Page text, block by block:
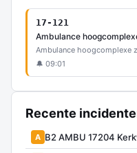
17-121
Ambulance
Ambulance hoogcomplexe
🔔 09:01
Recente
A B2 AMBU 17204